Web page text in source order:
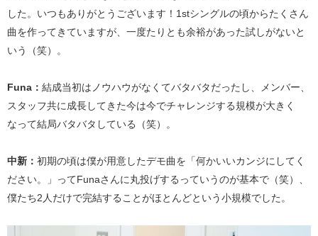
した。いつもありがとうございます！1stシングルの頃からたくさん
曲を作ってきていますが、一度たりとも余裕があった試しがないと
いう（笑）。
Funa： 結成当初はノウハウがなくてバタバタだったし、メンバー、
スタッフ共に成長してきた今は今でチャレンジする規模が大きく
なって結局バタバタしている（笑）。
中新： 初期の頃は僕が用意したデモ曲を「何かいいカンジにしてく
ださい。」ってFunaさんに丸投げするっていうのが基本で（笑）、
僕たち2人だけで完結することがほとんどという小規模でした。